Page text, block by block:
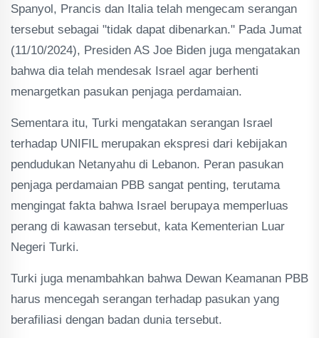
Spanyol, Prancis dan Italia telah mengecam serangan
tersebut sebagai "tidak dapat dibenarkan." Pada Jumat
(11/10/2024), Presiden AS Joe Biden juga mengatakan
bahwa dia telah mendesak Israel agar berhenti
menargetkan pasukan penjaga perdamaian.
Sementara itu, Turki mengatakan serangan Israel
terhadap UNIFIL merupakan ekspresi dari kebijakan
pendudukan Netanyahu di Lebanon. Peran pasukan
penjaga perdamaian PBB sangat penting, terutama
mengingat fakta bahwa Israel berupaya memperluas
perang di kawasan tersebut, kata Kementerian Luar
Negeri Turki.
Turki juga menambahkan bahwa Dewan Keamanan PBB
harus mencegah serangan terhadap pasukan yang
berafiliasi dengan badan dunia tersebut.